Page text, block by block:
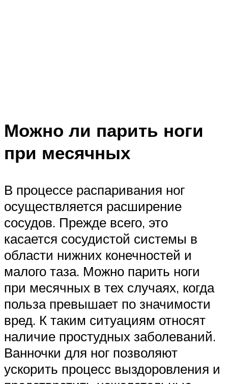
Можно ли парить ноги
при месячных
В процессе распаривания ног
осуществляется расширение
сосудов. Прежде всего, это
касается сосудистой системы в
области нижних конечностей и
малого таза. Можно парить ноги
при месячных в тех случаях, когда
польза превышает по значимости
вред. К таким ситуациям относят
наличие простудных заболеваний.
Ванночки для ног позволяют
ускорить процесс выздоровления и